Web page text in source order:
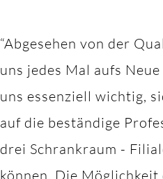
“Abgesehen von der
uns jedes Mal aufs
uns essenziell wichtig,
auf die beständige
drei Schrankraum -
können. Die